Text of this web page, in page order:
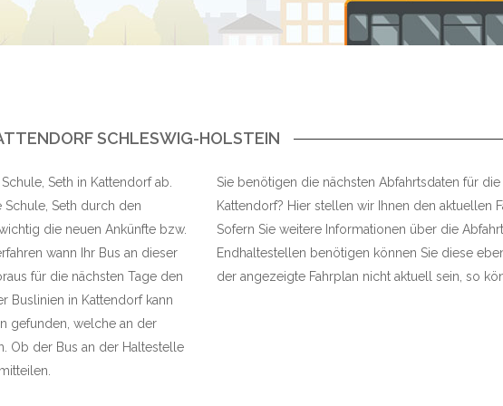
SCHLESWIG-HOLSTEIN
Seth in Kattendorf ab.
Seth durch den
die neuen Ankünfte bzw.
wann Ihr Bus an dieser
für die nächsten Tage den
Buslinien in Kattendorf kann
gefunden, welche an der
Ob der Bus an der Haltestelle
Sie benötigen die nächsten Abfahrtsdaten für
Kattendorf? Hier stellen wir Ihnen den aktuellen
Sofern Sie weitere Informationen über die
Endhaltestellen benötigen können Sie diese
der angezeigte Fahrplan nicht aktuell sein, so